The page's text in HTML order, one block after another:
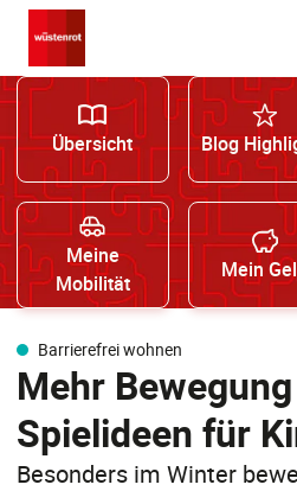
Übersicht Blog
Meine
Mobilität
Mein
Barrierefrei wohnen
Mehr
Spielideen für
Besonders im Winter